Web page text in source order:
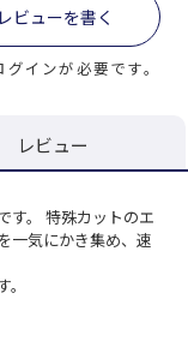
ビューを書く
インが必要です。
レビュー
す。 特殊カットのエ
一気にかき集め、速